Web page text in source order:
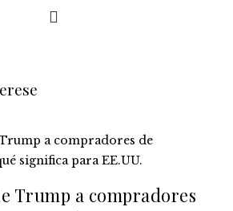
Trump a compradores